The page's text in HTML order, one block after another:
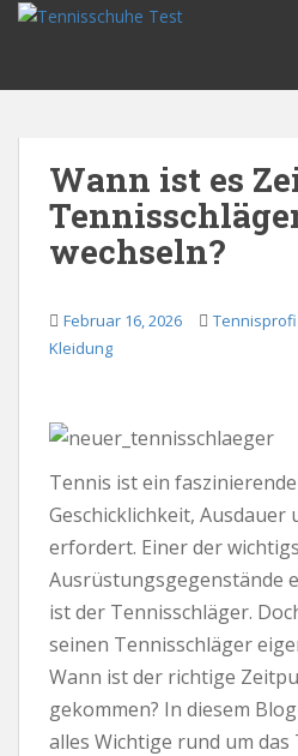
p
Wann ist es
wechseln?
Februar 16, 2026 Tennisprofi
Kleidung
Tennis ist ein
Geschicklichkeit, Ausdauer
erfordert. Einer der
Ausrüstungsgegenstände
ist der Tennisschläger.
seinen Tennisschläger
Wann ist der richtige
gekommen? In diesem
alles Wichtige rund um